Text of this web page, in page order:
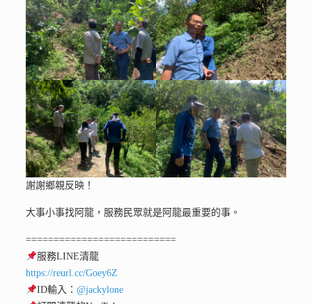
謝謝鄉親反映！
大事小事找阿龍，服務民眾就是阿龍最重要的事。
===========================
服務LINE清龍
https://reurl.cc/Goey6Z
ID輸入：@jackylone